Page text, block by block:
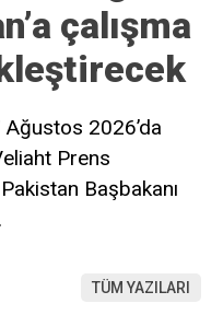
çalışma
2026’da
Prens
Başbakanı
TÜM YAZILARI